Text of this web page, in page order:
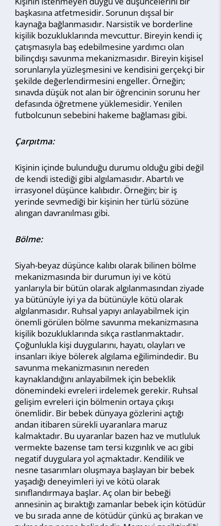
başkasına atfetmesidir. Sorunun dışsal bir
kaynağa bağlanmasıdır. Narsistik ve borderline
kişilik bozukluklarında mevcuttur. Bireyin kendi iç
çatışmasıyla baş edebilmesine yardımcı olan
bilinçdışı savunma mekanizmasıdır. Bireyin kişisel
sorunlarıyla yüzleşmesini ve kendisini gerçekçi bir
şekilde değerlendirmesini engeller. Örneğin;
sınavda düşük not alan bir öğrencinin sorunu her
defasında öğretmene yüklemesidir. Yenilen
futbolcunun sebebini hakeme bağlaması gibi.
Çarpıtma:
Kişinin içinde bulunduğu durumu olduğu gibi değil
de kendi istediği gibi algılamasıdır. Abartılı ve
irrasyonel düşünce kalıbıdır. Örneğin; bir iş
yerinde sevmediği bir kişinin her türlü sözüne
alıngan davranılması gibi.
Bölme:
Siyah-beyaz düşünce kalıbı olarak bilinen bölme
mekanizmasında bir durumun iyi ve kötü
yanlarıyla bir bütün olarak algılanmasından ziyade
ya bütünüyle iyi ya da bütünüyle kötü olarak
algılanmasıdır. Ruhsal yapıyı anlayabilmek için
önemli görülen bölme savunma mekanizmasına
kişilik bozukluklarında sıkça rastlanmaktadır.
Çoğunlukla kişi duygularını, hayatı, olayları ve
insanları ikiye bölerek algılama eğilimindedir. Bu
savunma mekanizmasının nereden
kaynaklandığını anlayabilmek için bebeklik
dönemindeki evreleri irdelemek gerekir. Ruhsal
gelişim evreleri için bölmenin ortaya çıkışı
önemlidir. Bir bebek dünyaya gözlerini açtığı
andan itibaren sürekli uyaranlara maruz
kalmaktadır. Bu uyaranlar bazen haz ve mutluluk
vermekte bazense tam tersi kızgınlık ve acı gibi
negatif duygulara yol açmaktadır. Kendilik ve
nesne tasarımları oluşmaya başlayan bir bebek
yaşadığı deneyimleri iyi ve kötü olarak
sınıflandırmaya başlar. Aç olan bir bebeği
annesinin aç bıraktığı zamanlar bebek için kötüdür
ve bu sırada anne de kötüdür çünkü aç bırakan ve